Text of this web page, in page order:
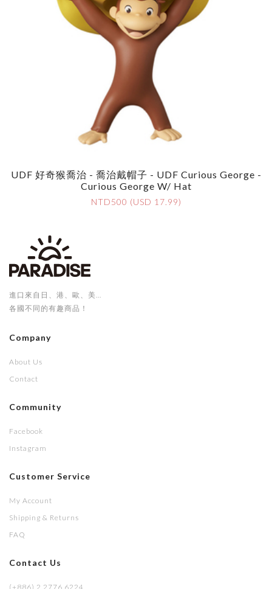
UDF 好奇猴喬治 - 喬治戴帽子 - UDF Curious George -
Curious George W/ Hat
NTD500 (USD 17.99)
進口來自日、港、歐、美...
各國不同的有趣商品！
Company
About Us
Contact
Community
Facebook
Instagram
Customer Service
My Account
Shipping & Returns
FAQ
Contact Us
(+886) 2 2776 6224